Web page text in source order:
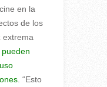
en la
de los
extrema
pueden
. “Esto